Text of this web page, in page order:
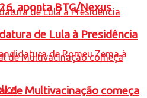
aponta BTG/Nexus
de Lula à Presidência
de Multivacinação começa